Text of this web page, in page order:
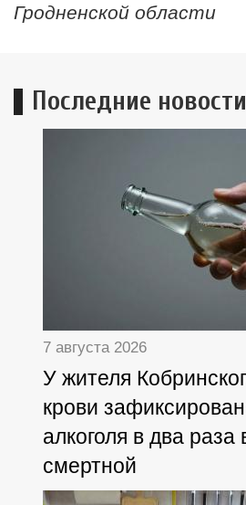
Гродненской области
Последние новости
7 августа 2026
У жителя
крови
алкоголя в два
смертной